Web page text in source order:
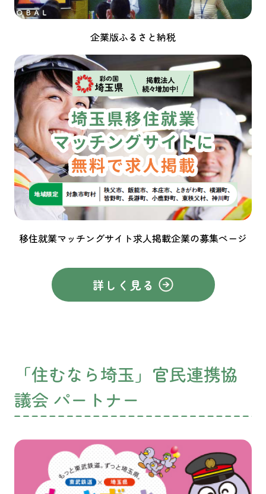
企業版ふるさと納税
移住就業マッチングサイト求人掲載企業の募集ページ
詳しく見る
「住むなら埼玉」官民連携協
議会 パートナー